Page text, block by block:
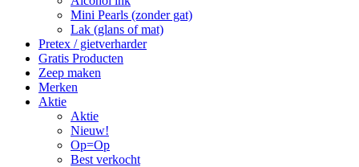
Mini Pearls (zonder gat)
Lak (glans of mat)
Pretex / gietverharder
Gratis Producten
Zeep maken
Merken
Aktie
Aktie
Nieuw!
Op=Op
Best verkocht